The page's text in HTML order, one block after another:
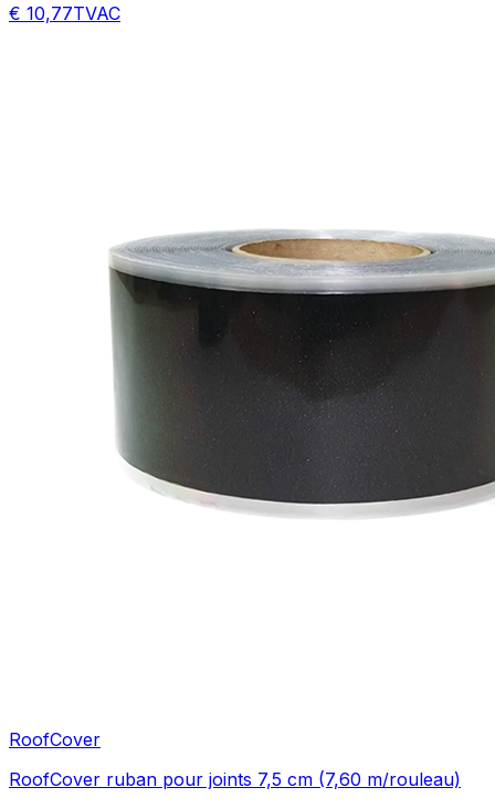
€ 10,77TVAC
RoofCover
RoofCover ruban pour joints 7,5 cm (7,60 m/rouleau)